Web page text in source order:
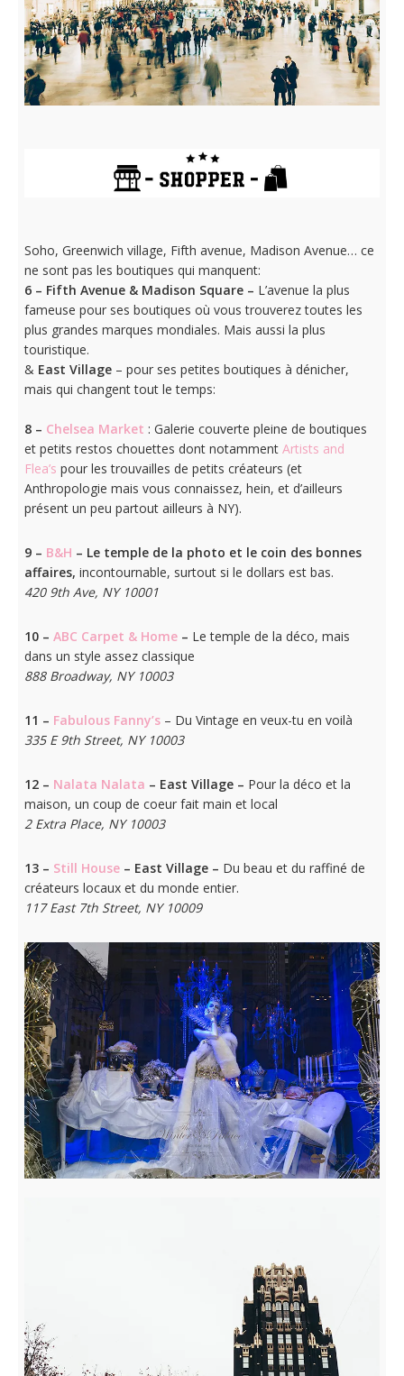
Soho, Greenwich village, Fifth avenue, Madison Avenue… ce
ne sont pas les boutiques qui manquent:
6 – Fifth Avenue & Madison Square – L’avenue la plus
fameuse pour ses boutiques où vous trouverez toutes les
plus grandes marques mondiales. Mais aussi la plus
touristique.
& East Village– pour ses petites boutiques à dénicher,
mais qui changent tout le temps:
8 – Chelsea Market : Galerie couverte pleine de boutiques
et petits restos chouettes dont notamment Artists and
Flea’s pour les trouvailles de petits créateurs (et
Anthropologie mais vous connaissez, hein, et d’ailleurs
présent un peu partout ailleurs à NY).
9 – B&H – Le temple de la photo et le coin des bonnes
affaires, incontournable, surtout si le dollars est bas.
420 9th Ave, NY 10001
10 – ABC Carpet & Home – Le temple de la déco, mais
dans un style assez classique
888 Broadway, NY 10003
11 – Fabulous Fanny’s– Du Vintage en veux-tu en voilà
335 E 9th Street, NY 10003
12 – Nalata Nalata – East Village – Pour la déco et la
maison, un coup de coeur fait main et local
2 Extra Place, NY 10003
13 – Still House – East Village – Du beau et du raffiné de
créateurs locaux et du monde entier.
117 East 7th Street, NY 10009